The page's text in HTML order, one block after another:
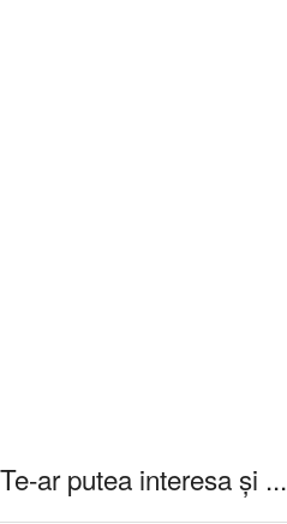
Te-ar putea interesa și ...